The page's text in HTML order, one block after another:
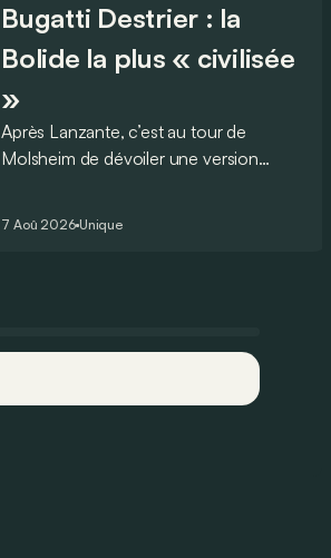
Bugatti Destrier : la
Bolide la plus « civilisée
»
Après Lanzante, c’est au tour de
Molsheim de dévoiler une version
7 Aoû 2026 Unique